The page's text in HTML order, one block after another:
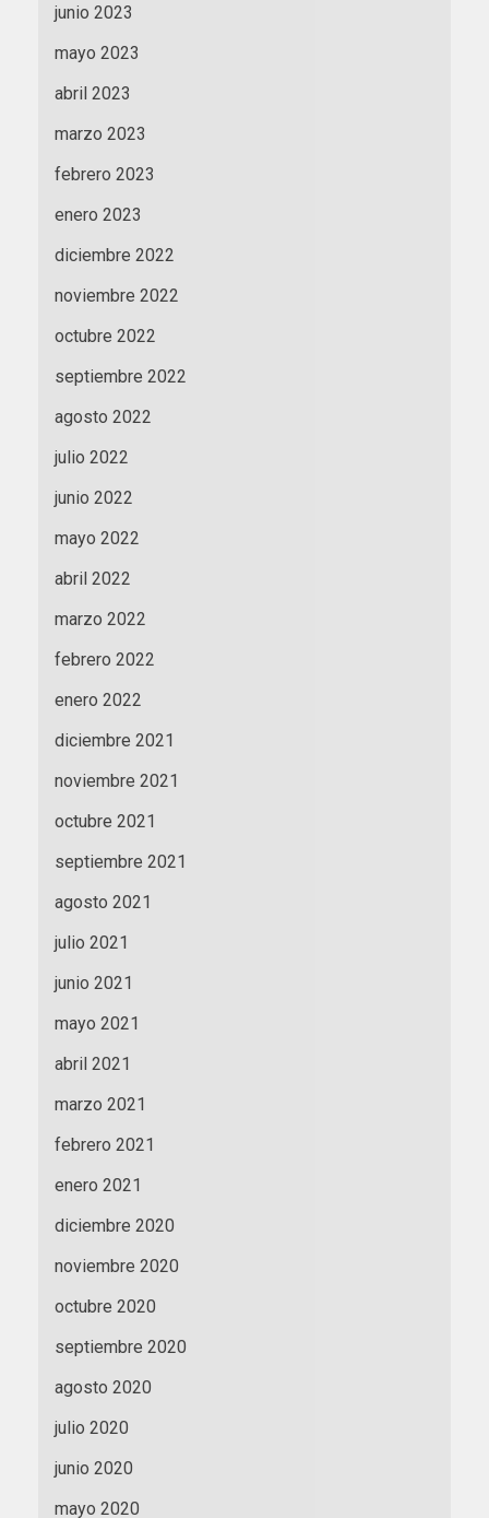
junio 2023
mayo 2023
abril 2023
marzo 2023
febrero 2023
enero 2023
diciembre 2022
noviembre 2022
octubre 2022
septiembre 2022
agosto 2022
julio 2022
junio 2022
mayo 2022
abril 2022
marzo 2022
febrero 2022
enero 2022
diciembre 2021
noviembre 2021
octubre 2021
septiembre 2021
agosto 2021
julio 2021
junio 2021
mayo 2021
abril 2021
marzo 2021
febrero 2021
enero 2021
diciembre 2020
noviembre 2020
octubre 2020
septiembre 2020
agosto 2020
julio 2020
junio 2020
mayo 2020